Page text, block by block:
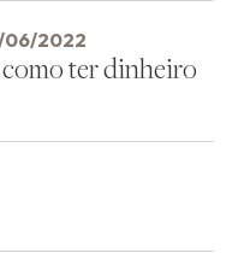
06/2022
como ter dinheiro